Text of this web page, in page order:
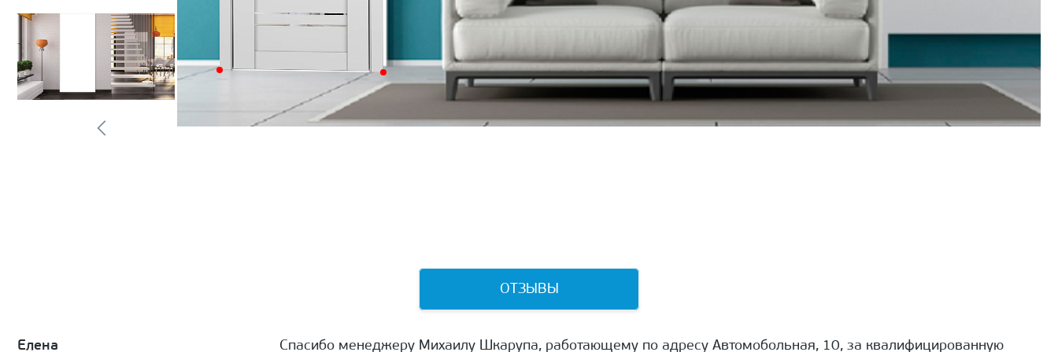
ОТЗЫВЫ
Елена Спасибо менеджеру Михаилу Шкарупа, работающему по адресу Автомобольная, 10, за квалифицированную